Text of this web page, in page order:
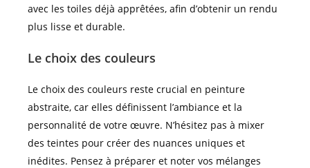
avec les toiles déjà apprêtées, afin d’obtenir un rendu
plus lisse et durable.
Le choix des couleurs
Le choix des couleurs reste crucial en peinture
abstraite, car elles définissent l’ambiance et la
personnalité de votre œuvre. N’hésitez pas à mixer
des teintes pour créer des nuances uniques et
inédites. Pensez à préparer et noter vos mélanges